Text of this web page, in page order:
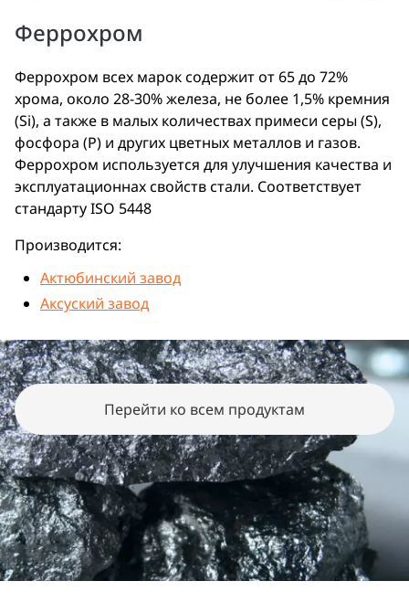
Феррохром
Феррохром всех марок содержит от 65 до 72%
хрома, около 28-30% железа, не более 1,5% кремния
(Si), а также в малых количествах примеси серы (S),
фосфора (Р) и других цветных металлов и газов.
Феррохром используется для улучшения качества и
эксплуатационнах свойств стали. Соответствует
стандарту ISO 5448
Производится:
Актюбинский завод
Аксуский завод
Перейти ко всем продуктам